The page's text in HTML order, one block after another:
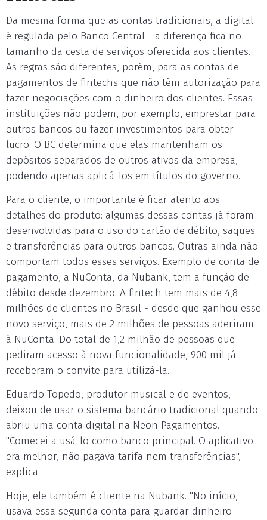
Da mesma forma que as contas tradicionais, a digital
é regulada pelo Banco Central - a diferença fica no
tamanho da cesta de serviços oferecida aos clientes.
As regras são diferentes, porém, para as contas de
pagamentos de fintechs que não têm autorização para
fazer negociações com o dinheiro dos clientes. Essas
instituições não podem, por exemplo, emprestar para
outros bancos ou fazer investimentos para obter
lucro. O BC determina que elas mantenham os
depósitos separados de outros ativos da empresa,
podendo apenas aplicá-los em títulos do governo.
Para o cliente, o importante é ficar atento aos
detalhes do produto: algumas dessas contas já foram
desenvolvidas para o uso do cartão de débito, saques
e transferências para outros bancos. Outras ainda não
comportam todos esses serviços. Exemplo de conta de
pagamento, a NuConta, da Nubank, tem a função de
débito desde dezembro. A fintech tem mais de 4,8
milhões de clientes no Brasil - desde que ganhou esse
novo serviço, mais de 2 milhões de pessoas aderiram
à NuConta. Do total de 1,2 milhão de pessoas que
pediram acesso à nova funcionalidade, 900 mil já
receberam o convite para utilizá-la.
Eduardo Topedo, produtor musical e de eventos,
deixou de usar o sistema bancário tradicional quando
abriu uma conta digital na Neon Pagamentos.
"Comecei a usá-lo como banco principal. O aplicativo
era melhor, não pagava tarifa nem transferências",
explica.
Hoje, ele também é cliente na Nubank. "No início,
usava essa segunda conta para guardar dinheiro